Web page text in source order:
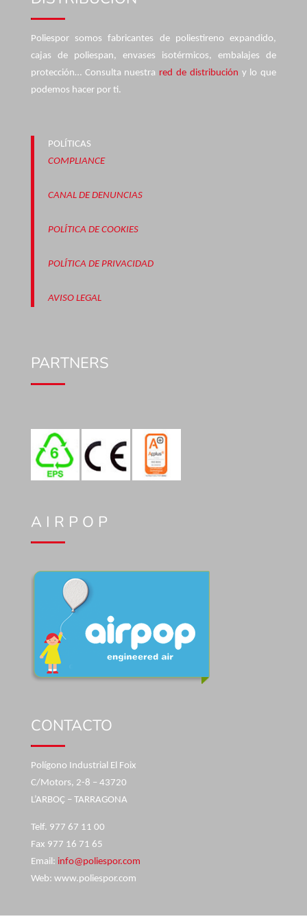
Poliespor somos fabricantes de poliestireno expandido,
cajas de poliespan, envases isotérmicos, embalajes de
protección… Consulta nuestra red de distribución y lo que
podemos hacer por ti.
POLÍTICAS
COMPLIANCE
CANAL DE DENUNCIAS
POLÍTICA DE COOKIES
POLÍTICA DE PRIVACIDAD
AVISO LEGAL
PARTNERS
A I R P O P
CONTACTO
Polígono Industrial El Foix
C/Motors, 2-8 – 43720
L’ARBOÇ – TARRAGONA
Telf. 977 67 11 00
Fax 977 16 71 65
Email: info@poliespor.com
Web: www.poliespor.com